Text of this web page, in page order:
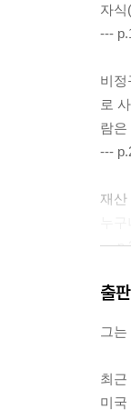
자식
---
비
로
람은
---
재산
---
흔
불
---
출
그
최
미